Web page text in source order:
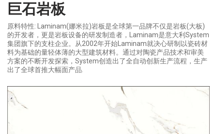
巨石岩板
原料特性: Laminam(娜米拉)岩板是全球第一品牌不仅是岩板(大板)
的开发者，更是岩板设备的研发制造者，Laminam是意大利System
集团旗下的支柱企业。从2002年开始Laminam就决心研制以瓷砖材
料为基础的量轻体薄的大型建筑材料。通过对陶瓷产品技术和审美
方案的不断开发探索，System创造出了全自动创新生产流程，生产
出了全球首推大幅面产品.